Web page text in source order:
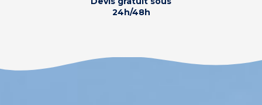
24h/48h